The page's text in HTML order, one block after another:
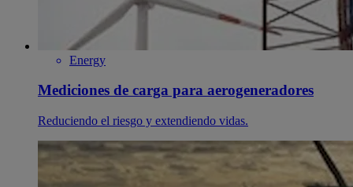
Energy
Mediciones de carga para aerogeneradores
Reduciendo el riesgo y extendiendo vidas.